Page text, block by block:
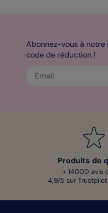
Abonnez-vous à
code de réduction !
Produits de
+ 14000 avis
4,9/5 sur